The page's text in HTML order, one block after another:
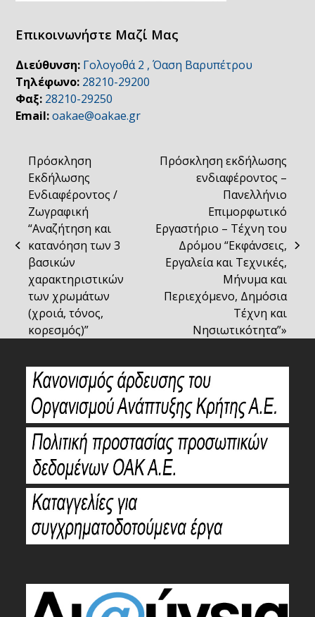
Επικοινωνήστε Μαζί Μας
Διεύθυνση: Γολογοθά 2 , Όαση Βαρυπέτρου
Τηλέφωνο: 28210-29200
Φαξ: 28210-29250
Email: oakae@oakae.gr
previous
post:
Πρόσκληση
Εκδήλωσης
Ενδιαφέροντος /
Ζωγραφική
“Αναζήτηση και
κατανόηση των 3
βασικών
χαρακτηριστικών
των χρωμάτων
(χροιά, τόνος,
κορεσμός)”
post:
Πρόσκληση εκδήλωσης
ενδιαφέροντος –
Πανελλήνιο
Επιμορφωτικό
Εργαστήριο – Τέχνη του
Δρόμου “Εκφάνσεις,
Εργαλεία και Τεχνικές,
Μήνυμα και
Περιεχόμενο, Δημόσια
Τέχνη και
Νησιωτικότητα”»